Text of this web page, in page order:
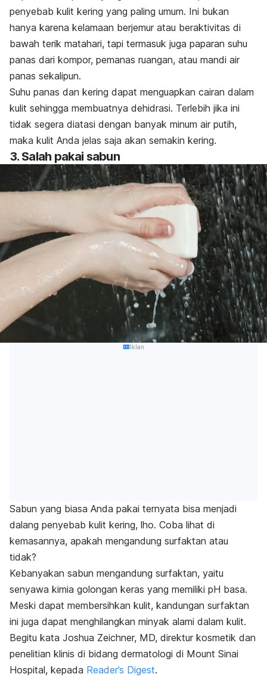
penyebab kulit kering yang paling umum. Ini bukan
hanya karena kelamaan berjemur atau beraktivitas di
bawah terik matahari, tapi termasuk juga paparan suhu
panas dari kompor, pemanas ruangan, atau mandi air
panas sekalipun.
Suhu panas dan kering dapat menguapkan cairan dalam
kulit sehingga membuatnya dehidrasi. Terlebih jika ini
tidak segera diatasi dengan banyak minum air putih,
maka kulit Anda jelas saja akan semakin kering.
3. Salah pakai sabun
Iklan
Sabun yang biasa Anda pakai ternyata bisa menjadi
dalang penyebab kulit kering, lho. Coba lihat di
kemasannya, apakah mengandung surfaktan atau
tidak?
Kebanyakan sabun mengandung surfaktan, yaitu
senyawa kimia golongan keras yang memiliki pH basa.
Meski dapat membersihkan kulit, kandungan surfaktan
ini juga dapat menghilangkan minyak alami dalam kulit.
Begitu kata Joshua Zeichner, MD, direktur kosmetik dan
penelitian klinis di bidang dermatologi di Mount Sinai
Hospital, kepada Reader’s Digest.